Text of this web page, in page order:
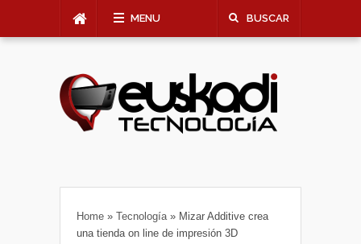
MENU BUSCAR
Home » Tecnología » Mizar Additive crea
una tienda on line de impresión 3D